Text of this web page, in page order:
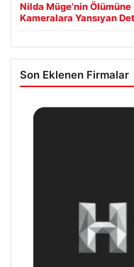
Nilda Müge’nin Ölümüne
Kameralara Yansıyan
Son Eklenen Firmalar